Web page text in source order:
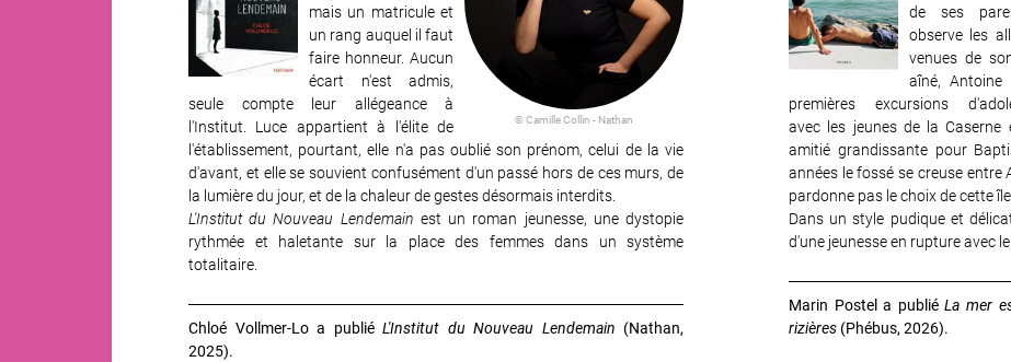
de ses
observe les
venues de
aîné,
premières excursions
avec les jeunes de la Caserne
amitié grandissante pour
années le fossé se creuse
pardonne pas le choix de cette
Dans un style pudique et
d'une jeunesse en rupture avec
Marin Postel a publiéLa mer
rizières (Phébus, 2026).
© Camille Collin - Nathan
mais un matricule et
un rang auquel il faut
faire honneur. Aucun
écart n'est admis,
seule compte leur allégeance à
l'Institut. Luce appartient à l'élite de
l'établissement, pourtant, elle n'a pas oublié son prénom, celui de la vie
d'avant, et elle se souvient confusément d'un passé hors de ces murs, de
la lumière du jour, et de la chaleur de gestes désormais interdits.
L'Institut du Nouveau Lendemain est un roman jeunesse, une dystopie
rythmée et haletante sur la place des femmes dans un système
totalitaire.
Chloé Vollmer-Lo a publiéL'Institut du Nouveau Lendemain (Nathan,
2025).